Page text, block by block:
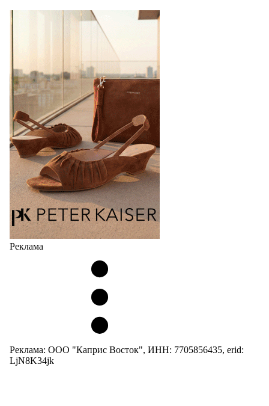
Реклама
Реклама: ООО "Каприс Восток", ИНН: 7705856435, erid:
LjN8K34jk